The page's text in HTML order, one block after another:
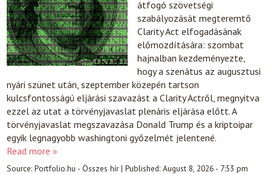
átfogó szövetségi
szabályozását megteremtő
Clarity Act elfogadásának
előmozdítására: szombat
hajnalban kezdeményezte,
hogy a szenátus az augusztusi
nyári szünet után, szeptember közepén tartson
kulcsfontosságú eljárási szavazást a Clarity Actről, megnyitva
ezzel az utat a törvényjavaslat plenáris eljárása előtt. A
törvényjavaslat megszavazása Donald Trump és a kriptoipar
egyik legnagyobb washingtoni győzelmét jelentené.
Read more »
Source:Portfolio.hu - Összes hír|Published:August 8, 2026 - 7:53 pm